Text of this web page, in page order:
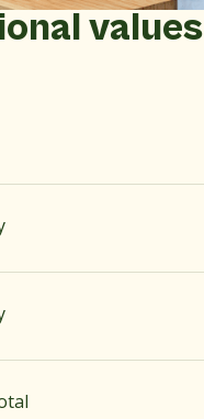
values